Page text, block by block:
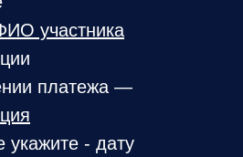
участника
платежа —
укажите - дату